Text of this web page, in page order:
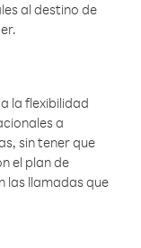
al destino de
la flexibilidad
a
sin tener que
el plan de
las llamadas que